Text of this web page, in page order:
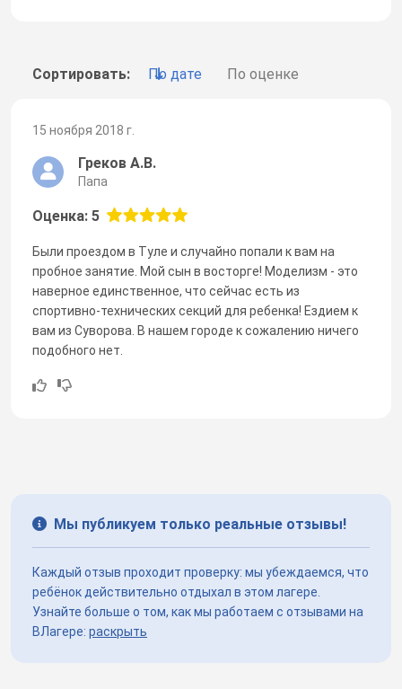
Сортировать: По дате По оценке
15 ноября 2018 г.
Греков А.В.
Папа
Оценка: 5
Были проездом в Туле и случайно попали к вам на
пробное занятие. Мой сын в восторге! Моделизм - это
наверное единственное, что сейчас есть из
спортивно-технических секций для ребенка! Ездием к
вам из Суворова. В нашем городе к сожалению ничего
подобного нет.
Мы публикуем только реальные отзывы!
Каждый отзыв проходит проверку: мы убеждаемся, что
ребёнок действительно отдыхал в этом лагере.
Узнайте больше о том, как мы работаем с отзывами на
ВЛагере: раскрыть